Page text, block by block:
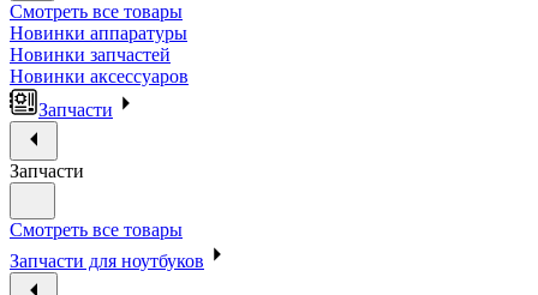
Смотреть все товары
Новинки аппаратуры
Новинки запчастей
Новинки аксессуаров
Запчасти
Запчасти
Смотреть все товары
Запчасти для ноутбуков